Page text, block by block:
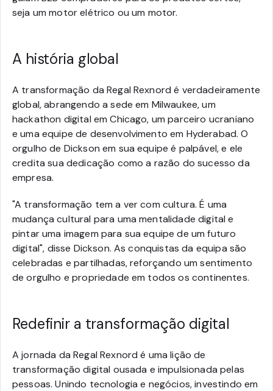
seja um motor elétrico ou um motor.
A história global
A transformação da Regal Rexnord é verdadeiramente
global, abrangendo a sede em Milwaukee, um
hackathon digital em Chicago, um parceiro ucraniano
e uma equipe de desenvolvimento em Hyderabad. O
orgulho de Dickson em sua equipe é palpável, e ele
credita sua dedicação como a razão do sucesso da
empresa.
"A transformação tem a ver com cultura. É uma
mudança cultural para uma mentalidade digital e
pintar uma imagem para sua equipe de um futuro
digital", disse Dickson. As conquistas da equipa são
celebradas e partilhadas, reforçando um sentimento
de orgulho e propriedade em todos os continentes.
Redefinir a transformação digital
A jornada da Regal Rexnord é uma lição de
transformação digital ousada e impulsionada pelas
pessoas. Unindo tecnologia e negócios, investindo em